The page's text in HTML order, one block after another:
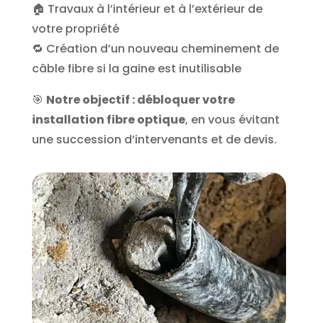
🏠 Travaux à l’intérieur et à l’extérieur de
votre propriété
🔁 Création d’un nouveau cheminement de
câble fibre si la gaine est inutilisable
🎯 Notre objectif : débloquer votre
installation fibre optique, en vous évitant
une succession d’intervenants et de devis.